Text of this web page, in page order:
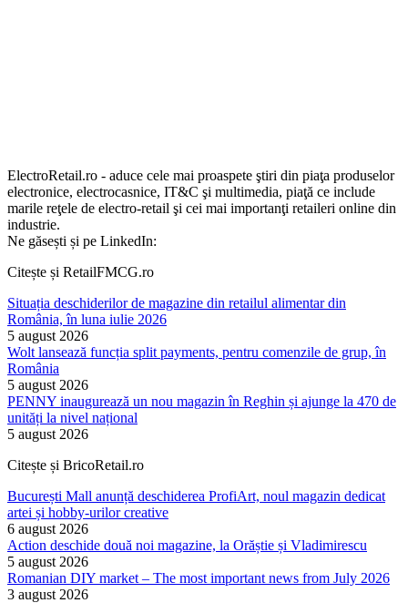
ElectroRetail.ro - aduce cele mai proaspete ştiri din piaţa produselor
electronice, electrocasnice, IT&C şi multimedia, piaţă ce include
marile reţele de electro-retail şi cei mai importanţi retaileri online din
industrie.
Ne găsești și pe LinkedIn:
Citește și RetailFMCG.ro
Situația deschiderilor de magazine din retailul alimentar din
România, în luna iulie 2026
5 august 2026
Wolt lansează funcția split payments, pentru comenzile de grup, în
România
5 august 2026
PENNY inaugurează un nou magazin în Reghin și ajunge la 470 de
unități la nivel național
5 august 2026
Citește și BricoRetail.ro
București Mall anunță deschiderea ProfiArt, noul magazin dedicat
artei și hobby-urilor creative
6 august 2026
Action deschide două noi magazine, la Orăștie și Vladimirescu
5 august 2026
Romanian DIY market – The most important news from July 2026
3 august 2026